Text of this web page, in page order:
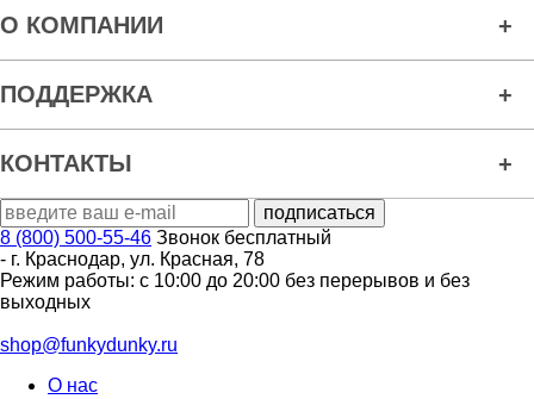
О КОМПАНИИ
ПОДДЕРЖКА
КОНТАКТЫ
8 (800) 500-55-46 Звонок бесплатный
- г. Краснодар, ул. Красная, 78
Режим работы: с 10:00 до 20:00 без перерывов и без
выходных
shop@funkydunky.ru
О нас